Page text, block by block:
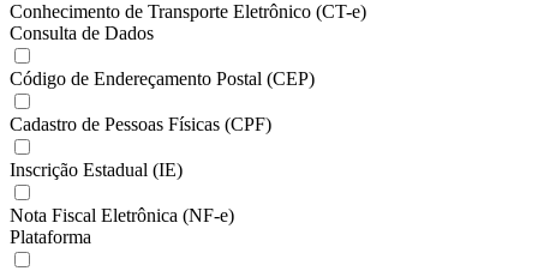
Conhecimento de Transporte Eletrônico (CT-e)
Consulta de Dados
Código de Endereçamento Postal (CEP)
Cadastro de Pessoas Físicas (CPF)
Inscrição Estadual (IE)
Nota Fiscal Eletrônica (NF-e)
Plataforma